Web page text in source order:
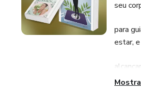
seu
para
estar,
e não